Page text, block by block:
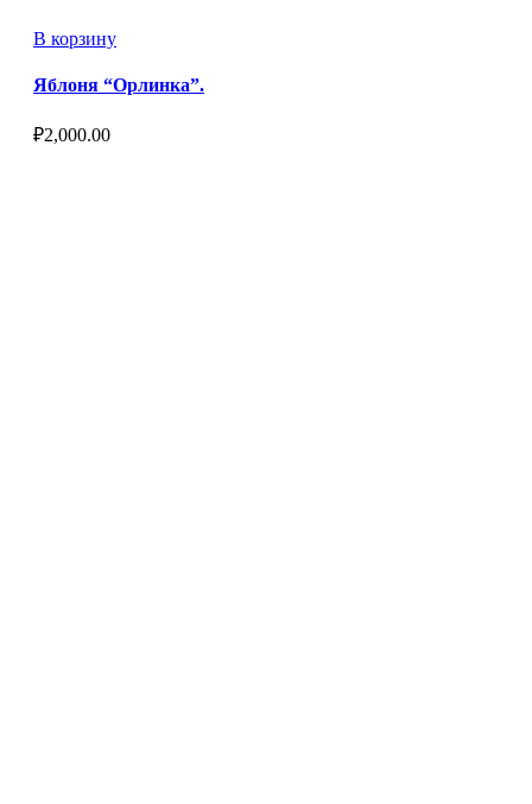
В корзину
Яблоня “Орлинка”.
₽2,000.00